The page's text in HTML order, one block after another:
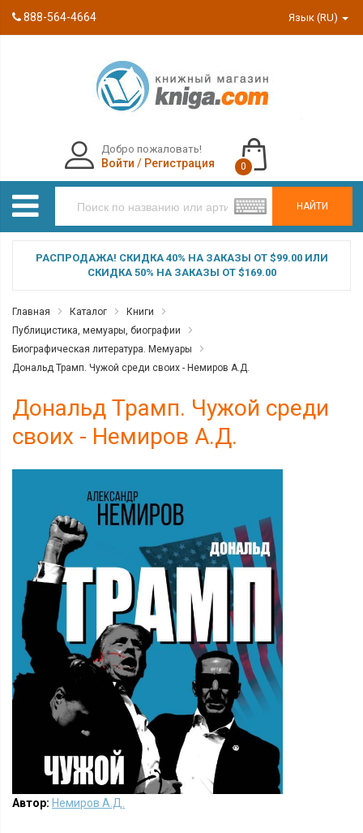
888-564-4664 Язык (RU)
НАЙТИ
Добро пожаловать!
Войти / Регистрация 0
РАСПРОДАЖА! СКИДКА 40% НА ЗАКАЗЫ ОТ $99.00 ИЛИ
СКИДКА 50% НА ЗАКАЗЫ ОТ $169.00
Главная Каталог
Книги
Публицистика, мемуары, биографии
Биографическая литература. Мемуары
Дональд Трамп. Чужой среди своих - Немиров А.Д.
Дональд Трамп. Чужой среди
своих - Немиров А.Д.
Автор: Немиров А.Д.